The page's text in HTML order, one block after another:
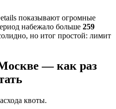
показывают огромные
набежало больше 259
но итог простой: лимит
— как раз
квоты.